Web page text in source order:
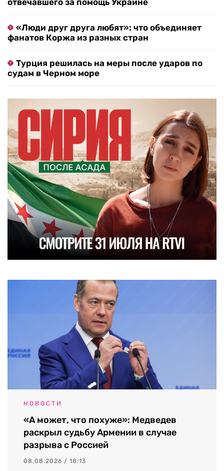
отвечавшего за помощь Украине
«Люди друг друга любят»: что объединяет
фанатов Коржа из разных стран
Турция решилась на меры после ударов по
судам в Черном море
НОВОСТИ
«А может, что похуже»: Медведев
раскрыл судьбу Армении в случае
разрыва с Россией
08.08.2026 / 18:13